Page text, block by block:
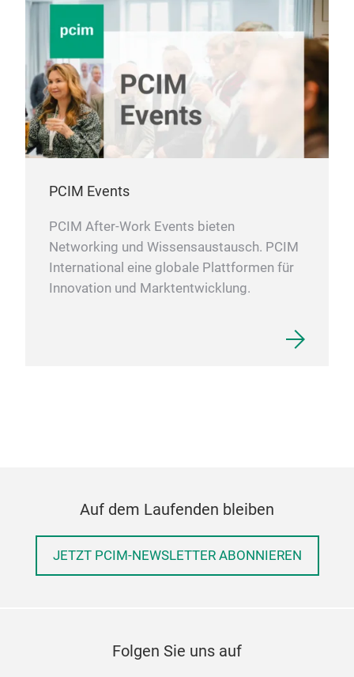
PCIM Events
PCIM After-Work Events bieten
Networking und Wissensaustausch. PCIM
International eine globale Plattformen für
Innovation und Marktentwicklung.
Auf dem Laufenden bleiben
JETZT PCIM-NEWSLETTER ABONNIEREN
Folgen Sie uns auf